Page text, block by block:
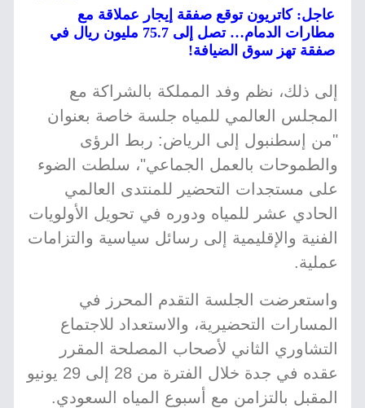
عاجل: كاتريون توقع صفقة إيجار عملاقة مع
مطارات الدمام… تصل إلى 75.7 مليون ريال في
صفقة تهز سوق الضيافة!
إلى ذلك، نظم وفد المملكة بالشراكة مع
المجلس العالمي للمياه جلسة خاصة بعنوان
"من إسطنبول إلى الرياض: ربط الرؤى
والطموحات بالعمل الجماعي"، سلطت الضوء
على مستجدات التحضير للمنتدى العالمي
الحادي عشر للمياه ودوره في تحويل الأولويات
الفنية والإقليمية إلى رسائل سياسية والتزامات
عملية.
واستعرضت الجلسة التقدم المحرز في
المسارات التحضيرية، والاستعداد للاجتماع
التشاوري الثاني لأصحاب المصلحة المقرر
عقده في جدة خلال الفترة من 28 إلى 29 يونيو
المقبل بالتزامن مع أسبوع المياه السعودي.